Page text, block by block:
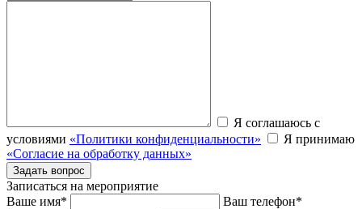
Я соглашаюсь с
условиями «Политики конфиденциальности»
Я принимаю
«Согласие на обработку данных»
Записаться на мероприятие
Ваше имя* Ваш телефон*